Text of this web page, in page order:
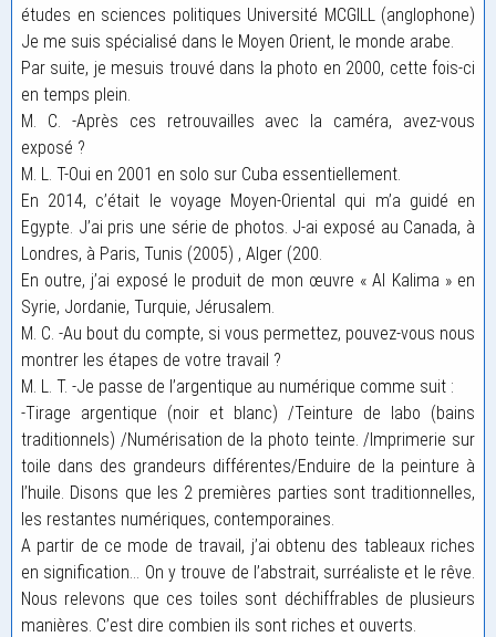
études en sciences politiques Université MCGILL (anglophone)
Je me suis spécialisé dans le Moyen Orient, le monde arabe.
Par suite, je mesuis trouvé dans la photo en 2000, cette fois-ci
en temps plein.
M. C. -Après ces retrouvailles avec la caméra, avez-vous
exposé ?
M. L. T-Oui en 2001 en solo sur Cuba essentiellement.
En 2014, c’était le voyage Moyen-Oriental qui m’a guidé en
Egypte. J’ai pris une série de photos. J-ai exposé au Canada, à
Londres, à Paris, Tunis (2005) , Alger (200.
En outre, j’ai exposé le produit de mon œuvre « Al Kalima » en
Syrie, Jordanie, Turquie, Jérusalem.
M. C. -Au bout du compte, si vous permettez, pouvez-vous nous
montrer les étapes de votre travail ?
M. L. T. -Je passe de l’argentique au numérique comme suit :
-Tirage argentique (noir et blanc) /Teinture de labo (bains
traditionnels) /Numérisation de la photo teinte. /Imprimerie sur
toile dans des grandeurs différentes/Enduire de la peinture à
l’huile. Disons que les 2 premières parties sont traditionnelles,
les restantes numériques, contemporaines.
A partir de ce mode de travail, j’ai obtenu des tableaux riches
en signification… On y trouve de l’abstrait, surréaliste et le rêve.
Nous relevons que ces toiles sont déchiffrables de plusieurs
manières. C’est dire combien ils sont riches et ouverts.